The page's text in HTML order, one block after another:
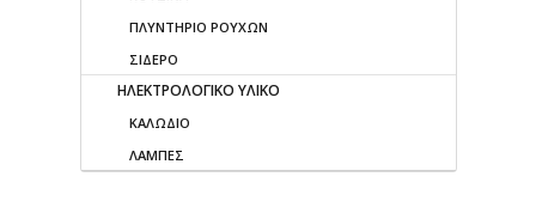
ΠΛΥΝΤΗΡΙΟ ΡΟΥΧΩΝ
ΣΙΔΕΡΟ
ΗΛΕΚΤΡΟΛΟΓΙΚΟ ΥΛΙΚΟ
ΚΑΛΩΔΙΟ
ΛΑΜΠΕΣ